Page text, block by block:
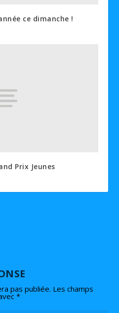
ce dimanche !
Prix Jeunes
pas publiée. Les champs
*